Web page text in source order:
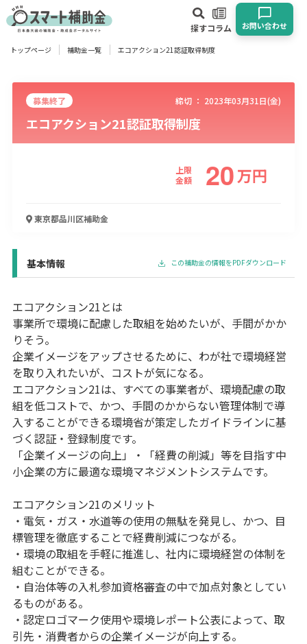
探すコラム お問い合わせ
対象
企業 団体 個人 その他
エリア
物流・運輸業 製造業
宿泊･旅館業
使い道
経営改善・経営強化 販路拡大 海外展開 設備投資
IT導入
人材採用・雇用
起業・創業
事業承継 災害・被災者支援
コロナ関連
環境・省エネ
テレワーク
検索
トップページ 補助金一覧 エコアクション21認証取得制度
募集終了 締切 ： 2023年03月31日(金)
エコアクション21認証取得制度
上限
金額
20万円
東京都品川区補助金
基本情報 この補助金の情報をPDFダウンロード
エコアクション21とは
事業所で環境に配慮した取組を始めたいが、手間がかか
りそう。
企業イメージをアップさせるために、わが社で環境経営
を取り入れたいが、コストが気になる。
エコアクション21は、すべての事業者が、環境配慮の取
組を低コストで、かつ、手間のかからない管理体制で導
入することができる環境省が策定したガイドラインに基
づく認証・登録制度です。
「企業イメージの向上」・「経費の削減」等を目指す中
小企業の方に最適な環境マネジメントシステムです。
エコアクション21のメリット
・電気・ガス・水道等の使用の無駄を発見し、かつ、目
標管理を徹底することで経費削減につながる。
・環境の取組を手軽に推進し、社内に環境経営の体制を
組むことができる。
・自治体等の入札参加資格審査の中で加点対象としてい
るものがある。
・認定ロゴマーク使用や環境レポート公表によって、取
引先・消費者からの企業イメージが向上する。